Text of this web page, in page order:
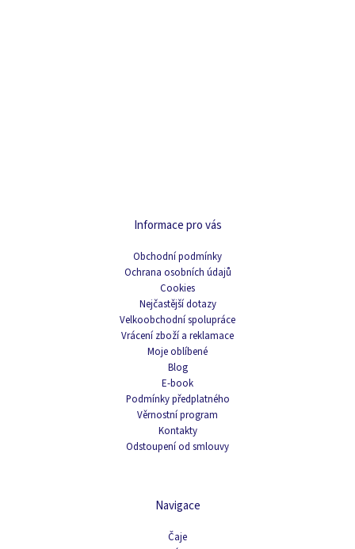
Informace pro vás
Obchodní podmínky
Ochrana osobních údajů
Cookies
Nejčastější dotazy
Velkoobchodní spolupráce
Vrácení zboží a reklamace
Moje oblíbené
Blog
E-book
Podmínky předplatného
Věrnostní program
Kontakty
Odstoupení od smlouvy
Navigace
Čaje